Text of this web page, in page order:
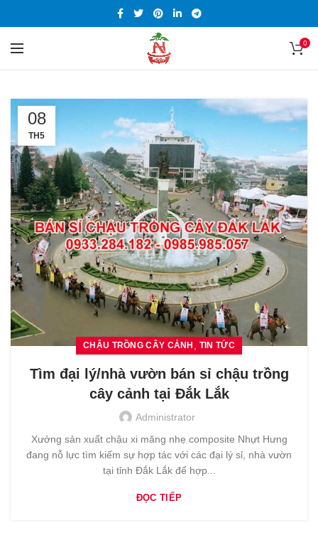
0
08
TH5
CHẬU TRỒNG CÂY CẢNH TIN TỨC
Tìm đại lý/nhà vườn bán sỉ chậu trồng
cây cảnh tại Đắk Lắk
Administrator
Xưởng sản xuất chậu xi măng nhẹ composite Nhựt Hưng
đang nỗ lực tìm kiếm sự hợp tác với các đại lý sỉ, nhà vườn
tại tỉnh Đắk Lắk để hợp...
ĐỌC TIẾP